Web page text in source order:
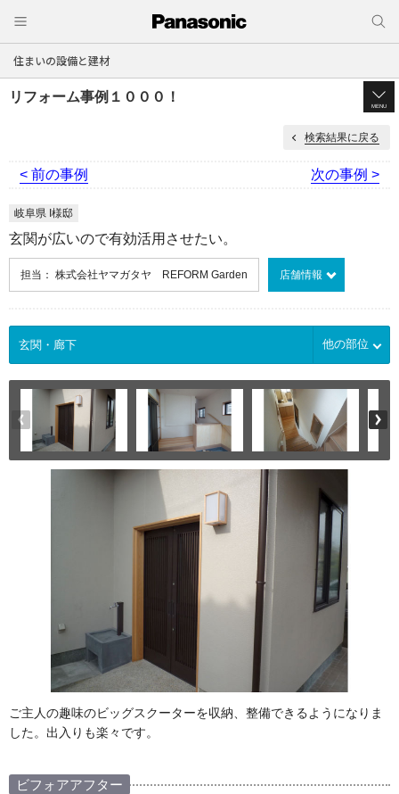
住まいの設備と建材
リフォーム事例１０００！
MENU
検索結果に戻る
< 前の事例 次の事例 >
岐阜県 I様邸
玄関が広いので有効活用させたい。
担当： 株式会社ヤマガタヤ REFORM Garden 店舗情報
他の部位
ご主人の趣味のビッグスクーターを収納、整備できるようになりま
した。出入りも楽々です。
ビフォアアフター